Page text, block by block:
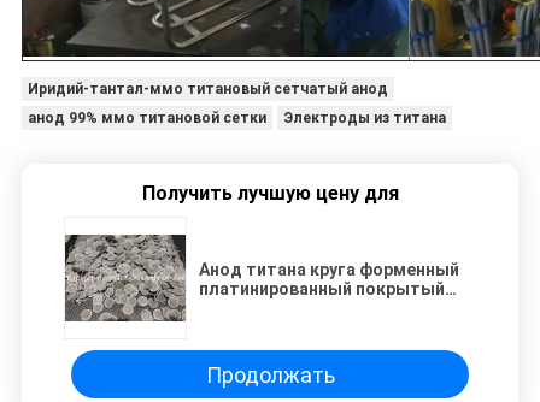
Иридий-тантал-ммо титановый сетчатый анод
анод 99% ммо титановой сетки
Электроды из титана
Получить лучшую цену для
Анод титана круга форменный
платинированный покрытый
Продолжать